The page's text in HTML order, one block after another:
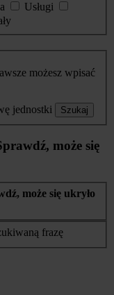
Usługi
możesz wpisać
jednostki Szukaj
może się
może się ukryło
frazę